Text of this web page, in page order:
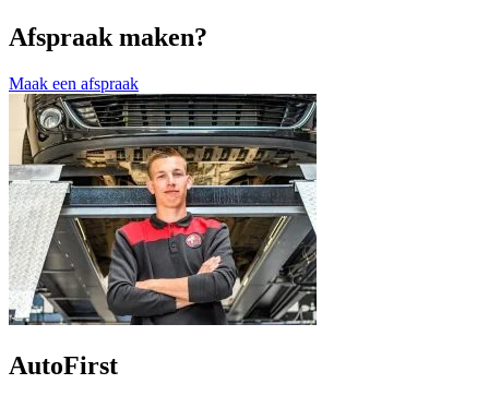
Afspraak maken?
Maak een afspraak
AutoFirst